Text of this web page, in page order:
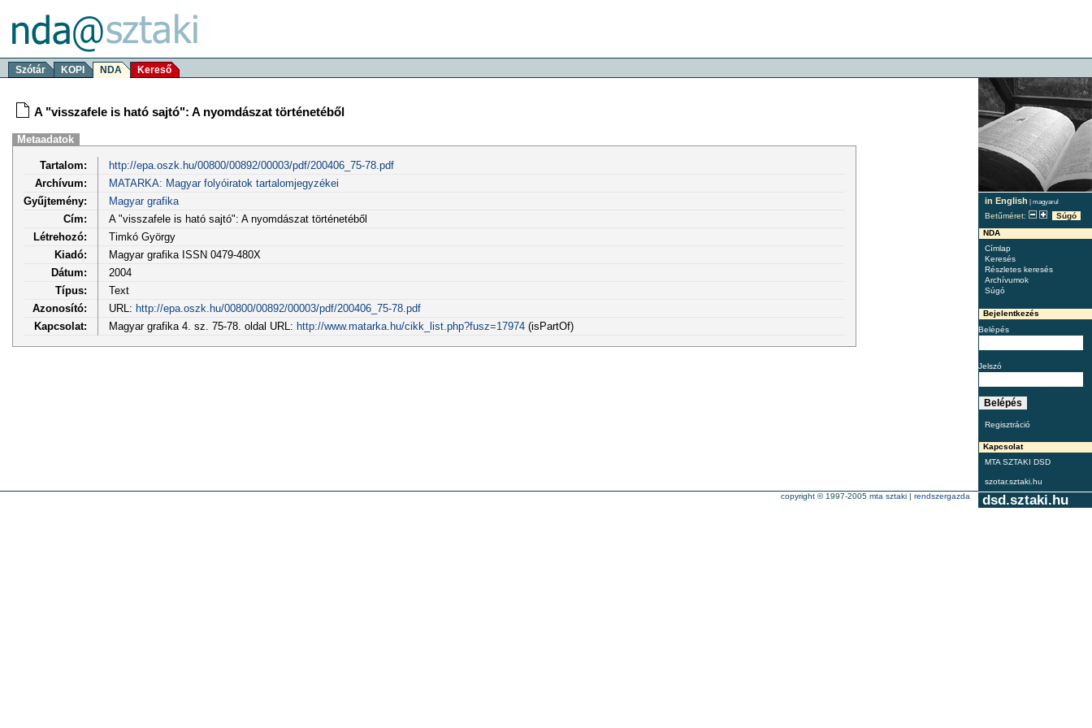
Szótár KOPI NDA Kereső
in English | magyarul
Betűméret:
Súgó
NDA
Címlap
Keresés
Részletes keresés
Archívumok
Súgó
Bejelentkezés
Belépés
Jelszó
Regisztráció
Kapcsolat
MTA SZTAKI DSD
szotar.sztaki.hu
A "visszafele is ható sajtó": A nyomdászat történetéből
Metaadatok
Tartalom:
http://epa.oszk.hu/00800/00892/00003/pdf/200406_75-78.pdf
Archívum:
MATARKA: Magyar folyóiratok tartalomjegyzékei
Gyűjtemény:
Magyar grafika
Cím:
A "visszafele is ható sajtó": A nyomdászat történetéből
Létrehozó:
Timkó György
Kiadó:
Magyar grafika ISSN 0479-480X
Dátum:
2004
Típus:
Text
Azonosító:
URL: http://epa.oszk.hu/00800/00892/00003/pdf/200406_75-78.pdf
Kapcsolat:
Magyar grafika 4. sz. 75-78. oldal URL: http://www.matarka.hu/cikk_list.php?fusz=17974(isPartOf)
dsd.sztaki.hu
copyright © 1997-2005 mta sztaki | rendszergazda